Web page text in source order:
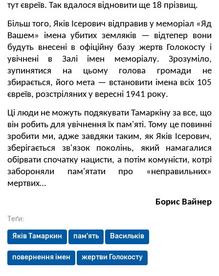
Теґи:
Яків Тамаркин пам'ять Васильків
повернення імен жертви Голокосту
тут євреїв. Так вдалося відновити ще 18 прізвищ.
Більш того, Яків Ісерович відправив у меморіал «Яд
Вашем» імена убитих земляків — відтепер вони
будуть внесені в офіційну базу жертв Голокосту і
увічнені в Залі імен меморіалу. Зрозуміло,
зупинятися на цьому голова громади не
збирається, його мета — встановити імена всіх 105
євреїв, розстріляних у вересні 1941 року.
Ці люди не можуть подякувати Тамаркіну за все, що
він робить для увічнення їх пам'яті. Тому це повинні
зробити ми, адже завдяки таким, як Яків Ісерович,
зберігається зв'язок поколінь, який намагалися
обірвати спочатку нацисти, а потім комуністи, котрі
забороняли пам'ятати про «неправильних»
мертвих…
Борис Вайнер